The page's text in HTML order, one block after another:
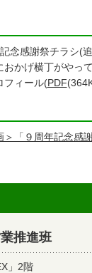
念感謝祭チラシ(
おかげ横丁がやっ
フィール(PDF
＞「９周年記念感
推進班
」2階